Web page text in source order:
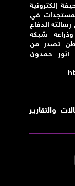
في
الدفاع
شبكه
تصدر من
حمدون
والتقارير